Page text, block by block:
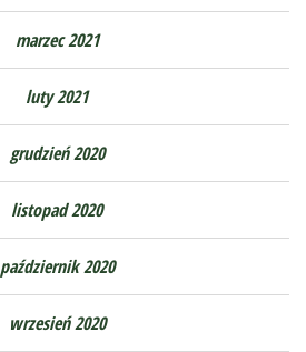
marzec 2021
luty 2021
grudzień 2020
listopad 2020
październik 2020
wrzesień 2020